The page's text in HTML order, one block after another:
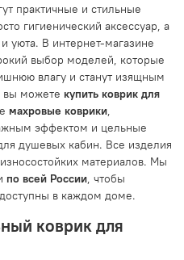
практичные и стильные
гигиенический аксессуар, а
уюта. В интернет-магазине
выбор моделей, которые
влагу и станут изящным
вы можете купить коврик для
махровые коврики
эффектом и цельные
душевых кабин. Все изделия
материалов. Мы
по всей России , чтобы
в каждом доме.
коврик для